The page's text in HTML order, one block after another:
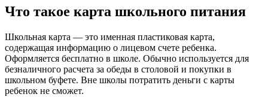
Что такое карта школьного питания
Школьная карта — это именная пластиковая карта,
содержащая информацию о лицевом счете ребенка.
Оформляется бесплатно в школе. Обычно используется для
безналичного расчета за обеды в столовой и покупки в
школьном буфете. Вне школы потратить деньги с карты
ребенок не сможет.